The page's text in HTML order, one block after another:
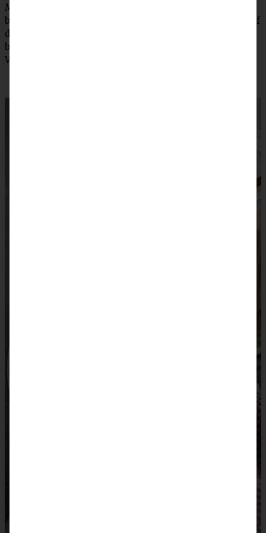
Mandelplättchen bestreuen und mit Butterflöckchen
belegen und im heißen Ofen bei 180 °C (Umluft 160 °C) auf
dem Rost auf der 2 Schiene von unten für etwa 40 Min.
backen. Mit Puderzucker bestreuen und sofort mit
Vanillesauce servieren.